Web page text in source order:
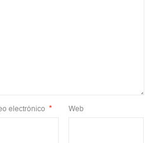
electrónico * Web